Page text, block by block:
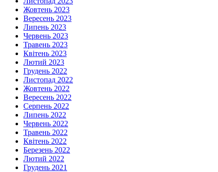
Жовтень 2023
Вересень 2023
Липень 2023
Червень 2023
Травень 2023
Квітень 2023
Лютий 2023
Грудень 2022
Листопад 2022
Жовтень 2022
Вересень 2022
Серпень 2022
Липень 2022
Червень 2022
Травень 2022
Квітень 2022
Березень 2022
Лютий 2022
Грудень 2021